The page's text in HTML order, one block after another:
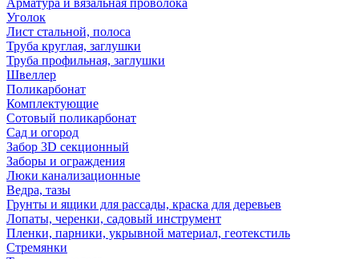
Арматура и вязальная проволока
Уголок
Лист стальной, полоса
Труба круглая, заглушки
Труба профильная, заглушки
Швеллер
Поликарбонат
Комплектующие
Сотовый поликарбонат
Сад и огород
Забор 3D секционный
Заборы и ограждения
Люки канализационные
Ведра, тазы
Грунты и ящики для рассады, краска для деревьев
Лопаты, черенки, садовый инструмент
Пленки, парники, укрывной материал, геотекстиль
Стремянки